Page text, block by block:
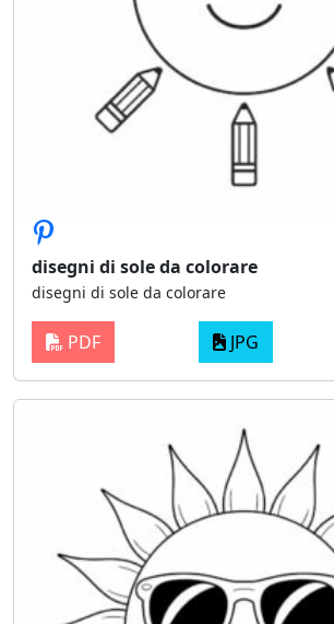
disegni di sole da colorare
disegni di sole da colorare
PDF JPG